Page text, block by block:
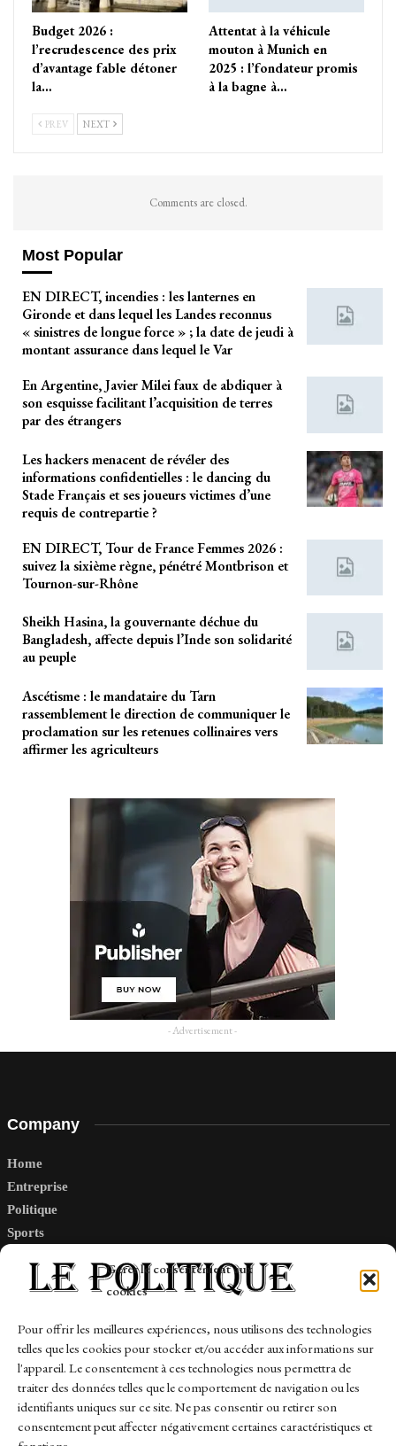
Gérer le consentement aux
cookies
Pour offrir les meilleures expériences, nous utilisons des technologies
telles que les cookies pour stocker et/ou accéder aux informations sur
l'appareil. Le consentement à ces technologies nous permettra de
traiter des données telles que le comportement de navigation ou les
identifiants uniques sur ce site. Ne pas consentir ou retirer son
consentement peut affecter négativement certaines caractéristiques et
Budget 2026 :
l’recrudescence des prix
d’avantage fable détoner
la…
Attentat à la véhicule
mouton à Munich en
2025 : l’fondateur promis
à la bagne à…
PREV NEXT
Comments are closed.
Most Popular
EN DIRECT, incendies : les lanternes en
Gironde et dans lequel les Landes reconnus
« sinistres de longue force » ; la date de jeudi à
montant assurance dans lequel le Var
En Argentine, Javier Milei faux de abdiquer à
son esquisse facilitant l’acquisition de terres
par des étrangers
Les hackers menacent de révéler des
informations confidentielles : le dancing du
Stade Français et ses joueurs victimes d’une
requis de contrepartie ?
EN DIRECT, Tour de France Femmes 2026 :
suivez la sixième règne, pénétré Montbrison et
Tournon-sur-Rhône
Sheikh Hasina, la gouvernante déchue du
Bangladesh, affecte depuis l’Inde son solidarité
au peuple
Ascétisme : le mandataire du Tarn
rassemblement le direction de communiquer le
proclamation sur les retenues collinaires vers
affirmer les agriculteurs
- Advertisement -
Company
Home
Entreprise
Politique
Sports
Links
Contact
Sitemap